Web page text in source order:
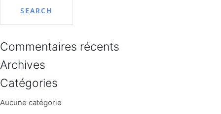
Commentaires récents
Archives
Catégories
Aucune catégorie